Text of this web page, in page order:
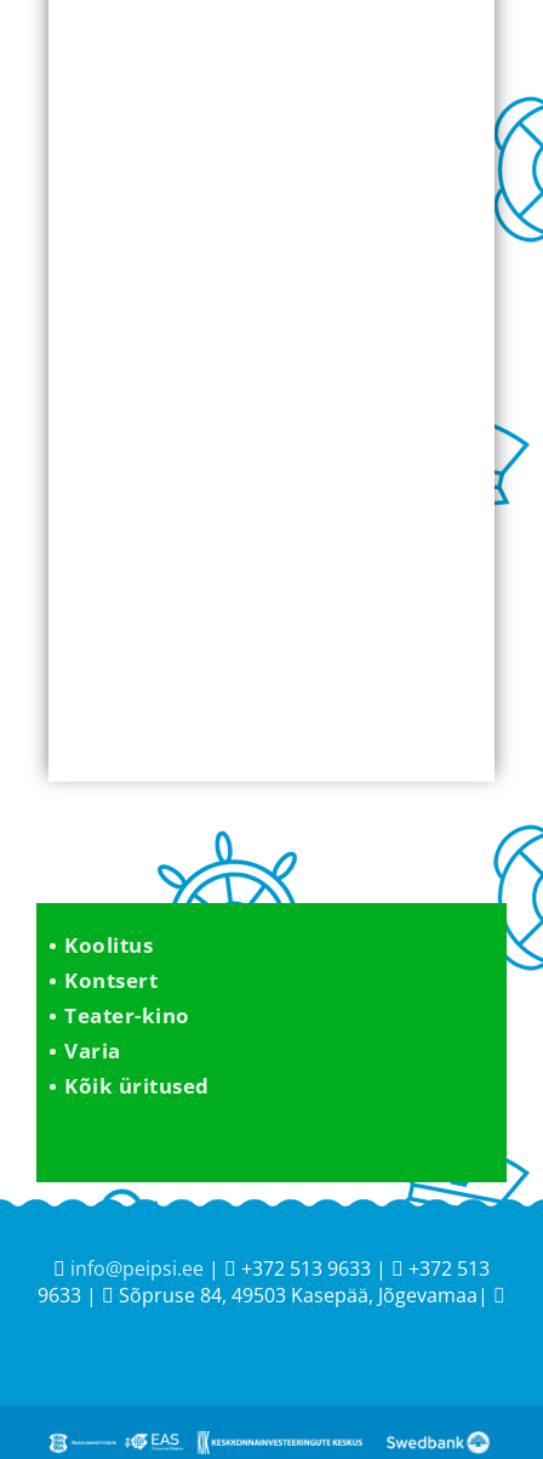
Koolitus
Kontsert
Teater-kino
Varia
Kõik üritused
info@peipsi.ee | +372 513 9633 |
+372 513
9633 |
Sõpruse 84, 49503 Kasepää, Jõgevamaa|